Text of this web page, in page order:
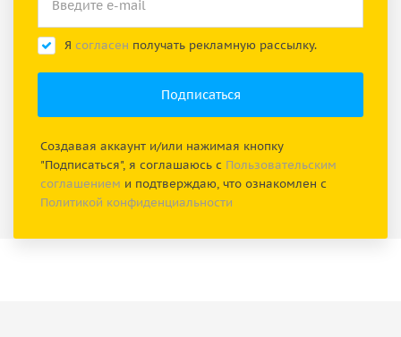
Я согласен получать рекламную рассылку.
Создавая аккаунт и/или нажимая кнопку
"Подписаться", я соглашаюсь с Пользовательским
соглашением и подтверждаю, что ознакомлен с
Политикой конфиденциальности